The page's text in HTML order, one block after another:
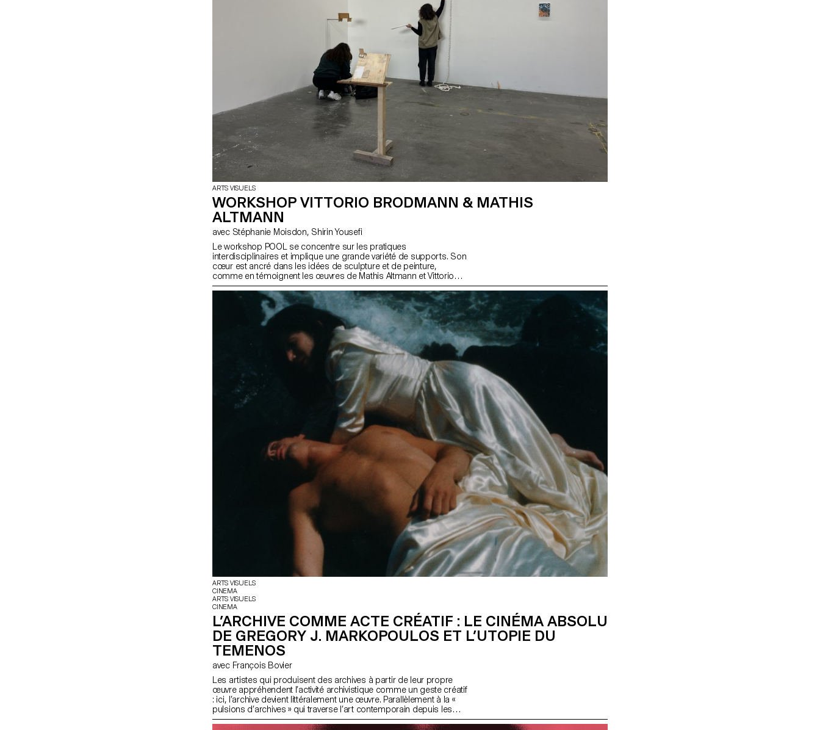
ARTS VISUELS
WORKSHOP VITTORIO BRODMANN & MATHIS
ALTMANN
avec Stéphanie Moisdon, Shirin Yousefi
Le workshop POOL se concentre sur les pratiques
interdisciplinaires et implique une grande variété de supports. Son
cœur est ancré dans les idées de sculpture et de peinture,
comme en témoignent les œuvres de Mathis Altmann et Vittorio
Brodmann. Les deux artistes explorent des techniques permettant
d'intégrer des structures narratives, mettant en évidence des
éléments figuratifs tout en étudiant comment l'abstraction peut
conduire à la distorsion, au grotesque et au fantastique.
ARTS VISUELS
CINEMA
ARTS VISUELS
CINEMA
L’ARCHIVE COMME ACTE CRÉATIF : LE CINÉMA ABSOLU
DE GREGORY J. MARKOPOULOS ET L’UTOPIE DU
TEMENOS
avec François Bovier
Les artistes qui produisent des archives à partir de leur propre
œuvre appréhendent l’activité archivistique comme un geste créatif
: ici, l’archive devient littéralement une œuvre. Parallèlement à la «
pulsions d’archives » qui traverse l’art contemporain depuis les
années 1960, ce projet de recherche interroge l’« agentivité